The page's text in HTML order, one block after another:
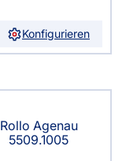
Konfigurieren
Rollo Agenau
5509.1005